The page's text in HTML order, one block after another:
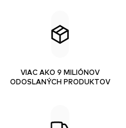
VIAC AKO 9 MILIÓNOV
ODOSLANÝCH PRODUKTOV